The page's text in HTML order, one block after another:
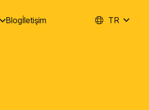
Blogİletişim TR